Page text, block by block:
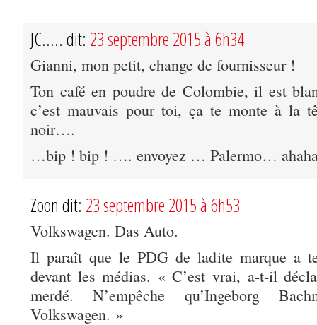
JC..... dit: 23 septembre 2015 à 6h34
Gianni, mon petit, change de fournisseur !
Ton café en poudre de Colombie, il est
c’est mauvais pour toi, ça te monte à la
noir….
…bip ! bip ! …. envoyez … Palermo…
Zoon dit: 23 septembre 2015 à 6h53
Volkswagen. Das Auto.
Il paraît que le PDG de ladite marque a
devant les médias. « C’est vrai, a-t-il
merdé. N’empêche qu’Ingeborg
Volkswagen. »